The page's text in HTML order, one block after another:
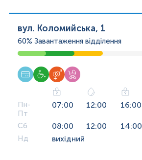
вул. Коломийська, 1
60% Завантаження відділення
Пн-
Пт
07:00 12:00 16:00
Сб 08:00 12:00 14:00
Нд вихідний